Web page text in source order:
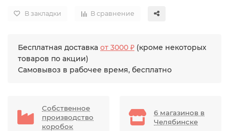
В закладки В сравнение
Бесплатная доставка от 3000 ₽ (кроме некоторых
товаров по акции)
Самовывоз в рабочее время, бесплатно
Собственное
производство
коробок
6 магазинов в
Челябинске